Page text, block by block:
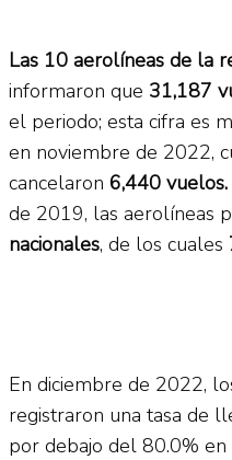
Las 10 aerolíneas de la
informaron que 31,187
el periodo; esta cifra es
en noviembre de 2022,
cancelaron 6,440 vuelos.
de 2019, las aerolíneas
nacionales, de los cuales
En diciembre de 2022,
registraron una tasa de
por debajo del 80.0%